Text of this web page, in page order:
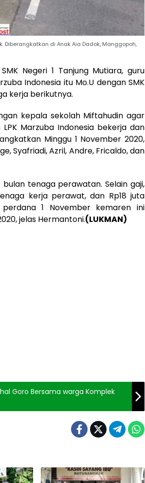
di Anak Aia Dadok, Manggopoh,
Negeri 1 Tanjung Mutiara, guru
Indonesia itu Mo.U dengan SMK
kerja berikutnya.
kepala sekolah Miftahudin agar
Marzuba Indonesia bekerja dan
Minggu 1 November 2020,
Syafriadi, Azril, Andre, Fricaldo, dan
tenaga perawatan. Selain gaji,
kerja perawat, dan Rp18 juta
1 November kemaren ini
jelas Hermantoni.(LUKMAN)
Goro Bersama warga Komplek